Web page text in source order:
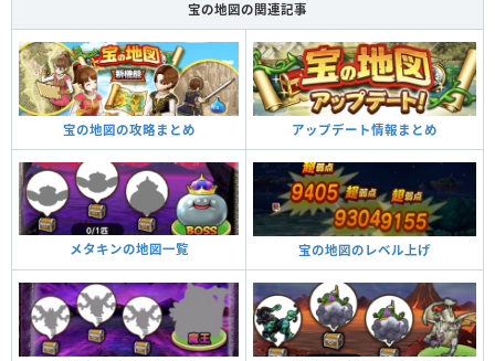
宝の地図の関連記事
宝の地図の攻略まとめ アップデート情報まとめ
メタキンの地図一覧 宝の地図のレベル上げ